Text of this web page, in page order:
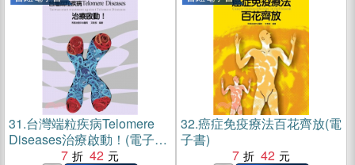
31.台灣端粒疾病Telomere
Diseases治療啟動！(電子
7 42
32.癌症免疫療法百花齊放(電
子書)
7
42